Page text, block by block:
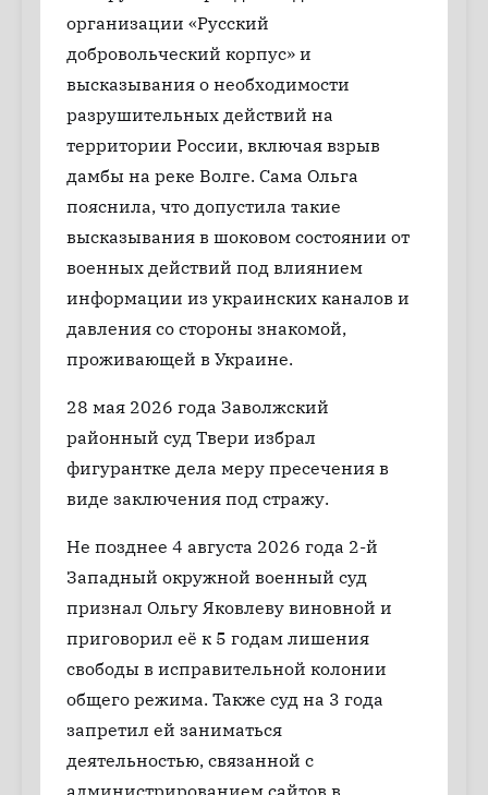
организации «Русский
добровольческий корпус» и
высказывания о необходимости
разрушительных действий на
территории России, включая взрыв
дамбы на реке Волге. Сама Ольга
пояснила, что допустила такие
высказывания в шоковом состоянии от
военных действий под влиянием
информации из украинских каналов и
давления со стороны знакомой,
проживающей в Украине.
28 мая 2026 года Заволжский
районный суд Твери избрал
фигурантке дела меру пресечения в
виде заключения под стражу.
Не позднее 4 августа 2026 года 2-й
Западный окружной военный суд
признал Ольгу Яковлеву виновной и
приговорил её к 5 годам лишения
свободы в исправительной колонии
общего режима. Также суд на 3 года
запретил ей заниматься
деятельностью, связанной с
администрированием сайтов в